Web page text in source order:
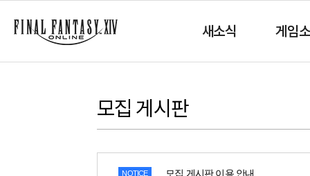
새소식 게임
모집 게시판
NOTICE 모집 게시판 이용 안내